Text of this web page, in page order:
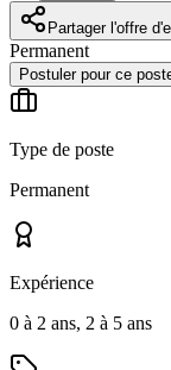
Partager l'offre
Permanent
Postuler pour ce
Type de poste
Permanent
Expérience
0 à 2 ans, 2 à 5 ans